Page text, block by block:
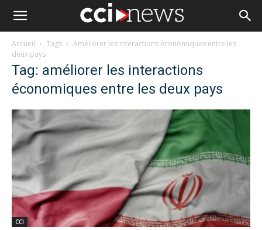
Accueil Tags
Améliorer les interactions économiques entre les
deux pays
Tag: améliorer les interactions
économiques entre les deux pays
CCI